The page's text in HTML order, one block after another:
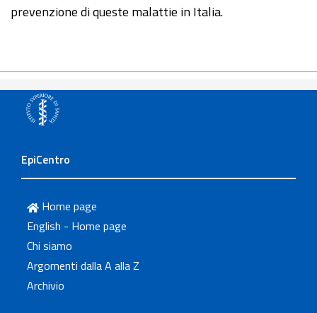
prevenzione di queste malattie in Italia.
EpiCentro
Home page
English - Home page
Chi siamo
Argomenti dalla A alla Z
Archivio